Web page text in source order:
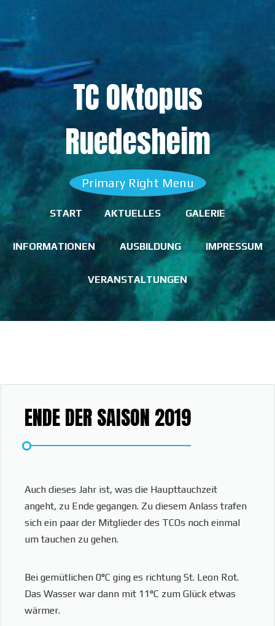
content
TC Oktopus
Ruedesheim
Primary Right Menu
START AKTUELLES GALERIE
INFORMATIONEN AUSBILDUNG IMPRESSUM
VERANSTALTUNGEN
ENDE DER SAISON 2019
Auch dieses Jahr ist, was die Haupttauchzeit
angeht, zu Ende gegangen. Zu diesem Anlass trafen
sich ein paar der Mitglieder des TCOs noch einmal
um tauchen zu gehen.
Bei gemütlichen 0°C ging es richtung St. Leon Rot.
Das Wasser war dann mit 11°C zum Glück etwas
wärmer.